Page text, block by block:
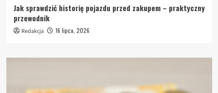
Jak sprawdzić historię pojazdu przed zakupem – praktyczny
przewodnik
Redakcja 16 lipca, 2026